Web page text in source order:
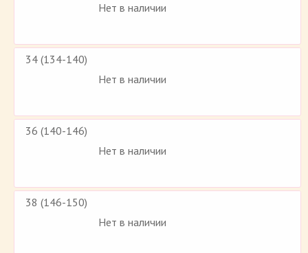
Нет в наличии
34 (134-140)
Нет в наличии
36 (140-146)
Нет в наличии
38 (146-150)
Нет в наличии